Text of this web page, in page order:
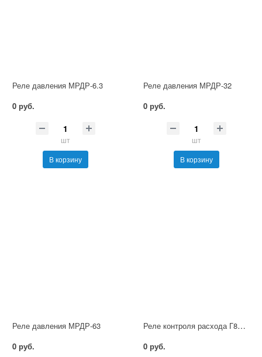
Реле давления МРДР-6.3
0 руб.
шт
В корзину
Реле давления МРДР-32
0 руб.
шт
В корзину
Реле давления МРДР-63
0 руб.
Реле контроля расхода Г8К-3М151-22-М
0 руб.